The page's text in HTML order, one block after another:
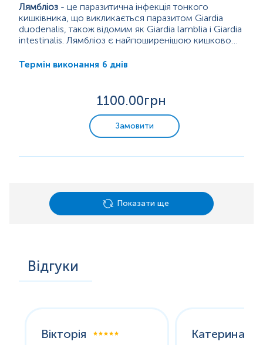
Лямбліоз - це паразитична інфекція тонкого
кишківника, що викликається паразитом Giardia
duodenalis, також відомим як Giardia lamblia і Giardia
intestinalis. Лямбліоз є найпоширенішою кишковою
країнах.
тварин. При потраплянні з фекаліями у навколишнє
дозволяє їм виживати в середовищі навіть...
Термін виконання 6 днів
1100.00грн
Замовити
Показати ще
Відгуки
Вікторія Катерина